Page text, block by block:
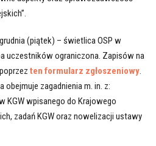
(piątek) – świetlica OSP w
uczestników ograniczona. Zapisów na
ten formularz zgłoszeniowy.
zagadnienia m. in. z:
KGW wpisanego do Krajowego
zadań KGW oraz nowelizacji ustawy